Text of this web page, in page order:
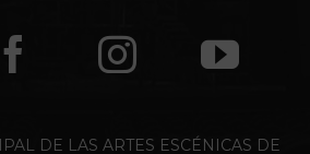
DE LAS ARTES ESCÉNICAS DE